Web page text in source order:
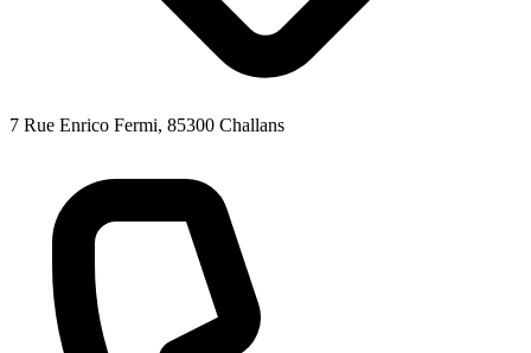
7 Rue Enrico Fermi, 85300 Challans